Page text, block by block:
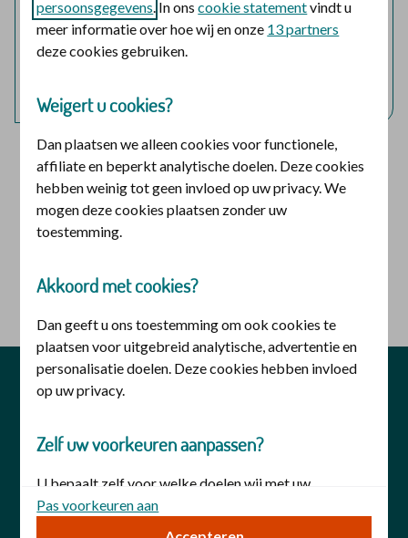
logo digid
Login met DigiD
Inloggen voor iemand anders
U heeft hiervoor een DigiD machtigingnodig. U kunt
deze aanvragen bij
logo digid
Inloggen met DigiD machtiging
privacy
persoonsgegevens. In onscookie statementvindt u
meer informatie over hoe wij en onze 13 partners
deze cookies gebruiken.
Weigert u cookies?
Dan plaatsen we alleen cookies voor functionele,
affiliate en beperkt analytische doelen. Deze cookies
hebben weinig tot geen invloed op uw privacy. We
mogen deze cookies plaatsen zonder uw
toestemming.
Akkoord met cookies?
Dan geeft u ons toestemming om ook cookies te
plaatsen voor uitgebreid analytische, advertentie en
personalisatie doelen. Deze cookies hebben invloed
op uw privacy.
Zelf uw voorkeuren aanpassen?
U bepaalt zelf voor welke doelen wij met uw
toestemming cookies mogen plaatsen. Uw keuze kunt
Pas voorkeuren aan